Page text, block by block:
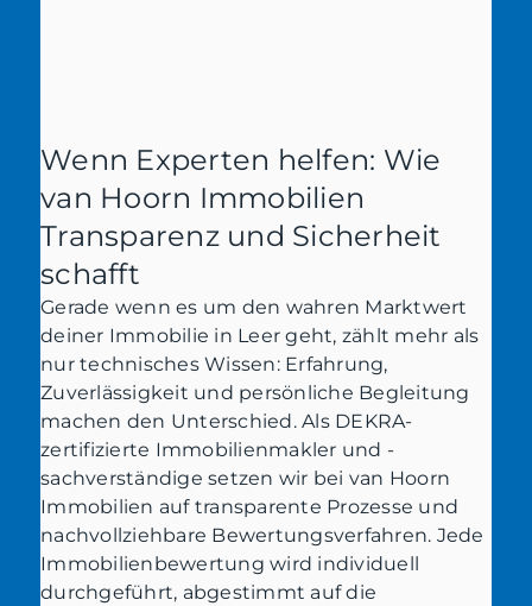
Wenn Experten helfen: Wie
van Hoorn Immobilien
Transparenz und Sicherheit
schafft
Gerade wenn es um den wahren Marktwert
deiner Immobilie in Leer geht, zählt mehr als
nur technisches Wissen: Erfahrung,
Zuverlässigkeit und persönliche Begleitung
machen den Unterschied. Als DEKRA-
zertifizierte Immobilienmakler und -
sachverständige setzen wir bei van Hoorn
Immobilien auf transparente Prozesse und
nachvollziehbare Bewertungsverfahren. Jede
Immobilienbewertung wird individuell
durchgeführt, abgestimmt auf die